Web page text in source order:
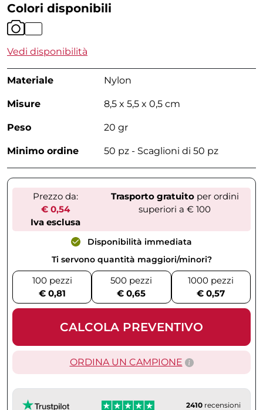
Colori disponibili
Vedi disponibilità
Materiale Nylon
Misure 8,5 x 5,5 x 0,5 cm
Peso 20 gr
Minimo ordine 50 pz - Scaglioni di 50 pz
Prezzo da:
€ 0,54
Iva esclusa
Trasporto gratuitoper ordini
superiori a € 100
Disponibilità immediata
Ti servono quantità maggiori/minori?
100 pezzi
€ 0,81
500 pezzi
€ 0,65
1000 pezzi
€ 0,57
CALCOLA PREVENTIVO
ORDINA UN CAMPIONE
2410 recensioni